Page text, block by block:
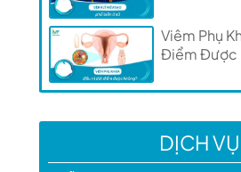
Viêm Phụ
Điểm Được
DỊCH VỤ